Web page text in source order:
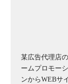
某広告代理店
ームプロモー
ンからWEBサ